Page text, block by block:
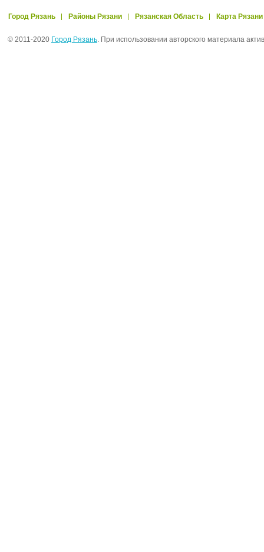
Город Рязань Районы Рязани Рязанская Область Карта Рязани
© 2011-2020 Город Рязань. При использовании авторского материала